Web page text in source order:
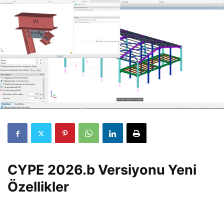
CYPE 2026.b Versiyonu Yeni
Özellikler